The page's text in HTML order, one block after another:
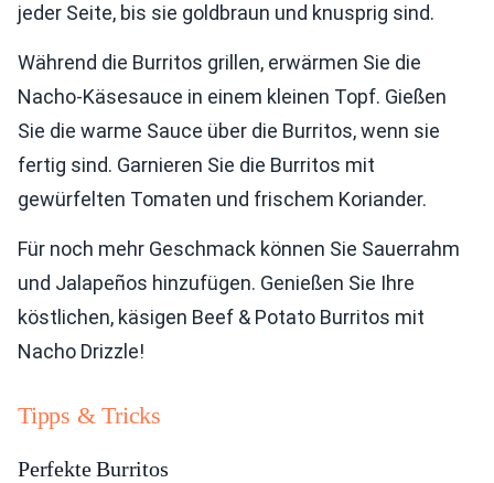
jeder Seite, bis sie goldbraun und knusprig sind.
Während die Burritos grillen, erwärmen Sie die
Nacho-Käsesauce in einem kleinen Topf. Gießen
Sie die warme Sauce über die Burritos, wenn sie
fertig sind. Garnieren Sie die Burritos mit
gewürfelten Tomaten und frischem Koriander.
Für noch mehr Geschmack können Sie Sauerrahm
und Jalapeños hinzufügen. Genießen Sie Ihre
köstlichen, käsigen Beef & Potato Burritos mit
Nacho Drizzle!
Tipps & Tricks
Perfekte Burritos